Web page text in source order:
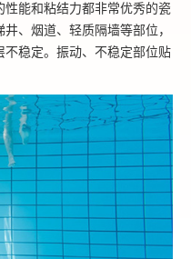
能和粘结力都非常优秀的瓷
、烟道、轻质隔墙等部位，
稳定。振动、不稳定部位贴